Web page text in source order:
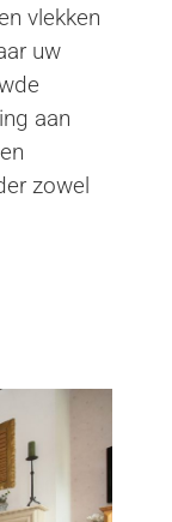
vlekken
uw
aan
zowel